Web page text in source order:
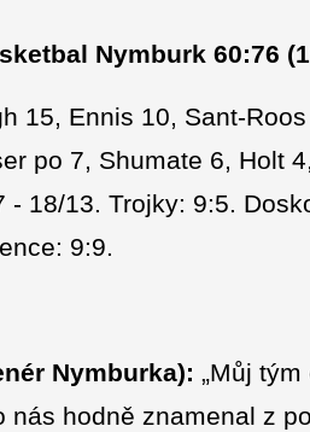
Nymburk 60:76
15, Ennis 10, Sant-
po 7, Shumate 6, Holt
- 18/13. Trojky: 9:5.
9:9.
Nymburka): „Můj
nás hodně znamenal z